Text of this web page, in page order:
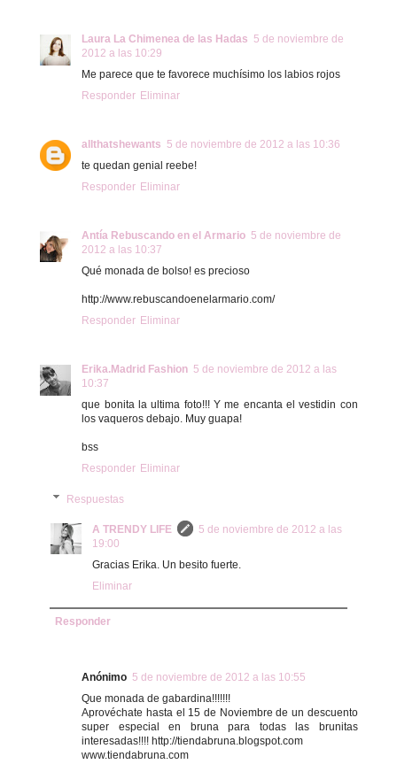
Laura La Chimenea de las Hadas 5 de noviembre de
2012 a las 10:29
Me parece que te favorece muchísimo los labios rojos
Responder Eliminar
allthatshewants 5 de noviembre de 2012 a las 10:36
te quedan genial reebe!
Responder Eliminar
Antía Rebuscando en el Armario 5 de noviembre de
2012 a las 10:37
Qué monada de bolso! es precioso
http://www.rebuscandoenelarmario.com/
Responder Eliminar
Erika.Madrid Fashion 5 de noviembre de 2012 a las
10:37
que bonita la ultima foto!!! Y me encanta el vestidin con
los vaqueros debajo. Muy guapa!
bss
Responder Eliminar
Respuestas
A TRENDY LIFE
5 de noviembre de 2012 a las
19:00
Gracias Erika. Un besito fuerte.
Eliminar
Responder
Anónimo 5 de noviembre de 2012 a las 10:55
Que monada de gabardina!!!!!!!
Aprovéchate hasta el 15 de Noviembre de un descuento
super especial en bruna para todas las brunitas
interesadas!!!! http://tiendabruna.blogspot.com
www.tiendabruna.com